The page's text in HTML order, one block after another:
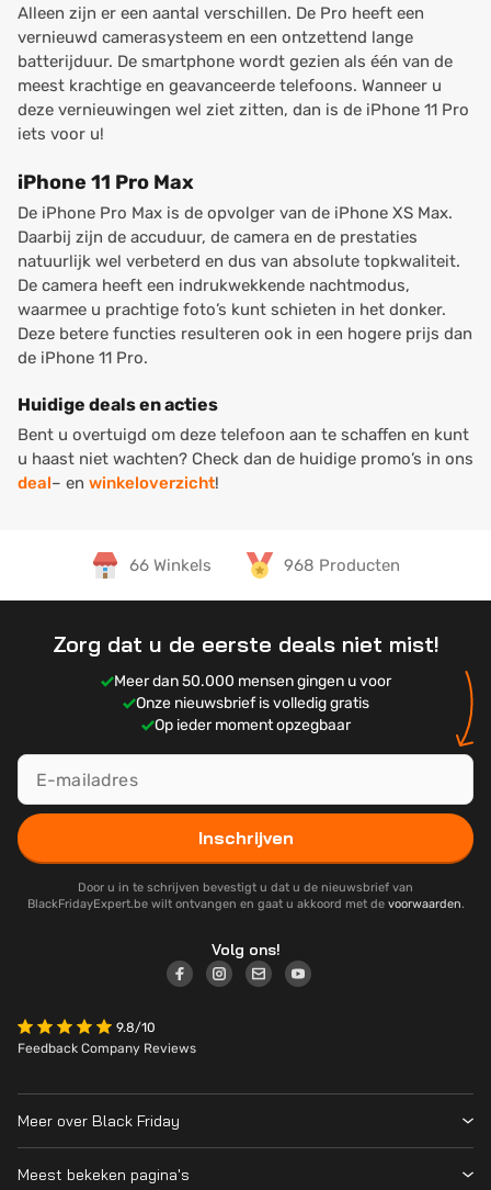
Alleen zijn er een aantal verschillen. De Pro heeft een
vernieuwd camerasysteem en een ontzettend lange
batterijduur. De smartphone wordt gezien als één van de
meest krachtige en geavanceerde telefoons. Wanneer u
deze vernieuwingen wel ziet zitten, dan is de iPhone 11 Pro
iets voor u!
iPhone 11 Pro Max
De iPhone Pro Max is de opvolger van de iPhone XS Max.
Daarbij zijn de accuduur, de camera en de prestaties
natuurlijk wel verbeterd en dus van absolute topkwaliteit.
De camera heeft een indrukwekkende nachtmodus,
waarmee u prachtige foto’s kunt schieten in het donker.
Deze betere functies resulteren ook in een hogere prijs dan
de iPhone 11 Pro.
Huidige deals en acties
Bent u overtuigd om deze telefoon aan te schaffen en kunt
u haast niet wachten? Check dan de huidige promo’s in ons
deal– en winkeloverzicht!
66 Winkels 968 Producten
Zorg dat u de eerste deals niet mist!
Meer dan 50.000 mensen gingen u voor
Onze nieuwsbrief is volledig gratis
Op ieder moment opzegbaar
Inschrijven
Door u in te schrijven bevestigt u dat u de nieuwsbrief van
BlackFridayExpert.be wilt ontvangen en gaat u akkoord met de voorwaarden.
Volg ons!
9.8/10
Feedback Company Reviews
Meer over Black Friday
Meest bekeken pagina's